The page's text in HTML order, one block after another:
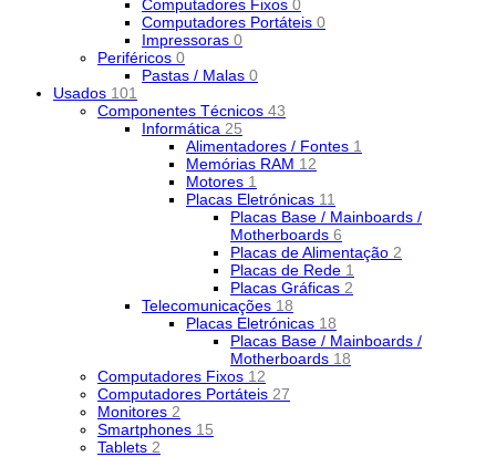
Computadores Fixos 0
Computadores Portáteis 0
Impressoras 0
Periféricos 0
Pastas / Malas 0
Usados 101
Componentes Técnicos 43
Informática 25
Alimentadores / Fontes 1
Memórias RAM 12
Motores 1
Placas Eletrónicas 11
Placas Base / Mainboards /
Motherboards 6
Placas de Alimentação 2
Placas de Rede 1
Placas Gráficas 2
Telecomunicações 18
Placas Eletrónicas 18
Placas Base / Mainboards /
Motherboards 18
Computadores Fixos 12
Computadores Portáteis 27
Monitores 2
Smartphones 15
Tablets 2